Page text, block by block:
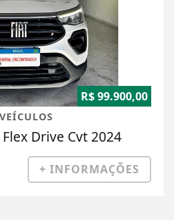
R$ 99.900,00
VEÍCULOS
Drive Cvt 2024
+ INFORMAÇÕES